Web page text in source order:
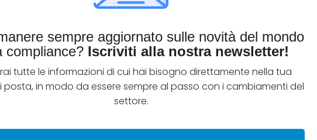
per adeguare i
europee in materia di finanza
sempre aggiornato sulle novità del mondo
compliance? Iscriviti alla nostra newsletter!
tutte le informazioni di cui hai bisogno direttamente nella tua
posta, in modo da essere sempre al passo con i cambiamenti del
settore.